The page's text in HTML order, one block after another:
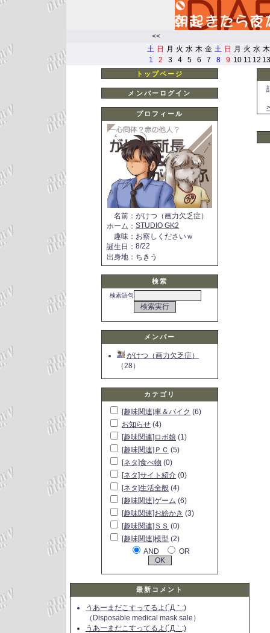
<<
土 日 月 火 水 木 金 土 日 月 火 水 木
1
2 3 4 5 6 7 8 9 10 11 12 13
トップページ
メンバーログイン
プロフィール
名前 ： がけつ（画力欠乏症）
ホーム ： STUDIO GK2
趣味 ： お察しくださいｗ
誕生日 ： 8/22
出身地 ： ちきう
検索
検索語句
メンバー
がけつ（画力欠乏症）
（28）
カテゴリ
[趣味関連]車＆バイク (6)
お知らせ (4)
[趣味関連]ロボ娘 (1)
[趣味関連]ＰＣ (5)
[ネタ]食べ物 (0)
[ネタ]サイト紹介 (0)
[ネタ]生活全般 (4)
[趣味関連]ゲーム (6)
[趣味関連]お絵かき (3)
[趣味関連]ＳＳ (0)
[趣味関連]模型 (2)
AND
OR
最新コメント
うあーまだこすってるよ(´Д｀;)
（Disposable medical mask sale）
うあーまだこすってるよ(´Д｀;)